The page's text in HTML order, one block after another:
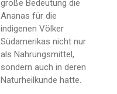
große Bedeutung die
Ananas für die
indigenen Völker
Südamerikas nicht nur
als Nahrungsmittel,
sondern auch in deren
Naturheilkunde hatte.